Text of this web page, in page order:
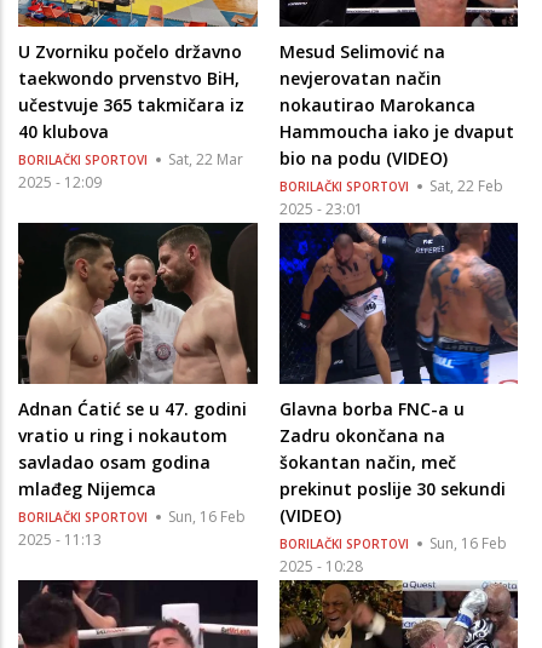
U Zvorniku počelo državno
taekwondo prvenstvo BiH,
učestvuje 365 takmičara iz
40 klubova
BORILAČKI SPORTOVI
Sat, 22 Mar
2025 - 12:09
Mesud Selimović na
nevjerovatan način
nokautirao Marokanca
Hammoucha iako je dvaput
bio na podu (VIDEO)
BORILAČKI SPORTOVI
Sat, 22 Feb
2025 - 23:01
Adnan Ćatić se u 47. godini
vratio u ring i nokautom
savladao osam godina
mlađeg Nijemca
BORILAČKI SPORTOVI
Sun, 16 Feb
2025 - 11:13
Glavna borba FNC-a u
Zadru okončana na
šokantan način, meč
prekinut poslije 30 sekundi
(VIDEO)
BORILAČKI SPORTOVI
Sun, 16 Feb
2025 - 10:28